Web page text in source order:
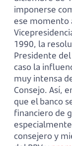
imponerse
ese momento
1990, la
Presidente
caso la
muy intensa
Consejo. Así,
que el banco
financiero de
consejero y